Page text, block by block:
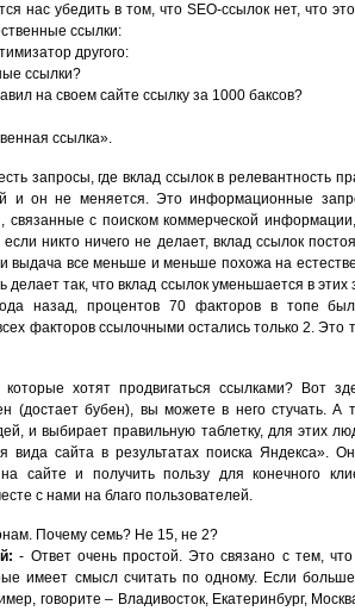
нас убедить в том, что SEO-ссылок нет, что это
ссылки:
другого:
ссылки?
на своем сайте ссылку за 1000 баксов?
ссылка».
запросы, где вклад ссылок в релевантность
и он не меняется. Это информационные
связанные с поиском коммерческой
никто ничего не делает, вклад ссылок
и выдача все меньше и меньше похожа на
делает так, что вклад ссылок уменьшается в этих
назад, процентов 70 факторов в топе
факторов ссылочными остались только 2. Это
хотят продвигаться ссылками? Вот
(достает бубен), вы можете в него стучать. А
и выбирает правильную таблетку, для этих
вида сайта в результатах поиска Яндекса».
сайте и получить пользу для конечного
с нами на благо пользователей.
Почему семь? Не 15, не 2?
- Ответ очень простой. Это связано с тем,
имеет смысл считать по одному. Если
говорите – Владивосток, Екатеринбург,